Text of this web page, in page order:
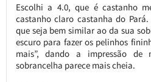
Escolhi a 4.0, que é castanho
castanho claro castanha do
que seja bem similar ao da sua
escuro para fazer os pelinhos
mais”, dando a impressão
sobrancelha parece mais cheia.